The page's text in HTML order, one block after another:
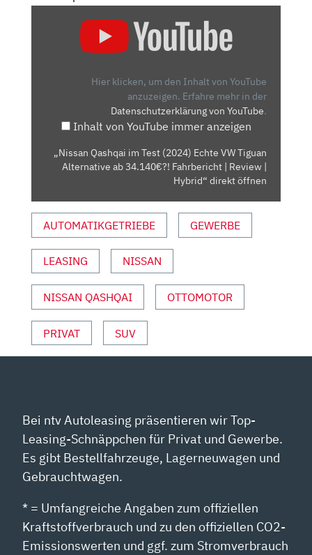
QASHQAI
TIGUAN
ALTERNATIVE
|
REVIEW
|
HYBRID“
YOUTUBE
ANZEIGEN
Hier klicken, um den Inhalt von YouTube
anzuzeigen. Erfahre mehr in der
Datenschutzerklärung von YouTube.
Inhalt von YouTube immer anzeigen
„Nissan Qashqai im Test (2024) Echte VW Tiguan
Alternative ab 34.140€?! Fahrbericht | Review |
Hybrid“ direkt öffnen
AUTOMATIKGETRIEBE GEWERBE
LEASING NISSAN
NISSAN QASHQAI OTTOMOTOR
PRIVAT SUV
Bei ntv Autoleasing präsentieren wir Top-
Leasing-Schnäppchen für Privat und Gewerbe.
Es gibt Bestellfahrzeuge, Lagerneuwagen und
Gebrauchtwagen.
* = Umfangreiche Angaben zum offiziellen
Kraftstoffverbrauch und zu den offiziellen CO2-
Emissionswerten und ggf. zum Stromverbrauch